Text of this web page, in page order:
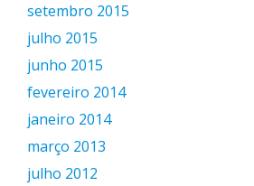
setembro 2015
julho 2015
junho 2015
fevereiro 2014
janeiro 2014
março 2013
julho 2012